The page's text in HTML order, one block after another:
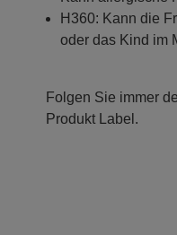
H360: Kann die
oder das Kind im
Folgen Sie immer
Produkt Label.